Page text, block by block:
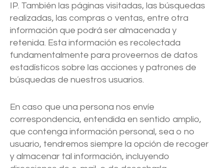
IP. También las páginas visitadas, las búsquedas
realizadas, las compras o ventas, entre otra
información que podrá ser almacenada y
retenida. Esta información es recolectada
fundamentalmente para proveernos de datos
estadísticos sobre las acciones y patrones de
búsquedas de nuestros usuarios.
En caso que una persona nos envíe
correspondencia, entendida en sentido amplio,
que contenga información personal, sea o no
usuario, tendremos siempre la opción de recoger
y almacenar tal información, incluyendo